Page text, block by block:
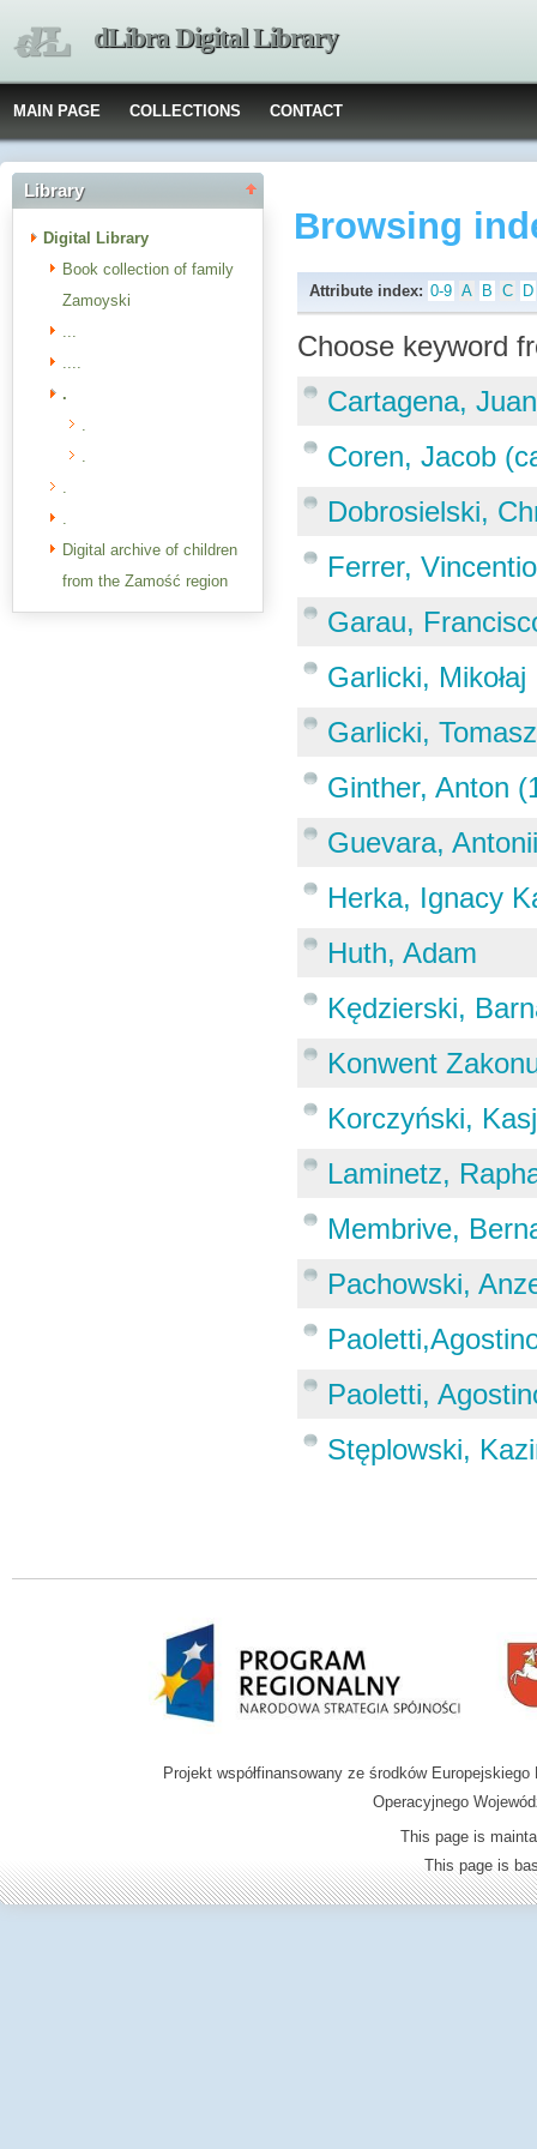
dLibra Digital Library
MAIN PAGE COLLECTIONS CONTACT
Library
Digital Library
Book collection of family
Zamoyski
...
....
.
.
.
.
.
Digital archive of children
from the Zamość region
Browsing
Attribute index: 0-9 A B C D
Choose keyword
Cartagena,
Coren, Jacob
Dobrosielski,
Ferrer, Vincentio
Garau,
Garlicki, Mikołaj
Garlicki,
Ginther, Anton
Guevara,
Herka, Ignacy
Huth, Adam
Kędzierski,
Konwent
Korczyński,
Laminetz,
Membrive,
Pachowski,
Paoletti,
Stęplowski,
Projekt współfinansowany ze środków
Operacyjnego
This page is
This page is